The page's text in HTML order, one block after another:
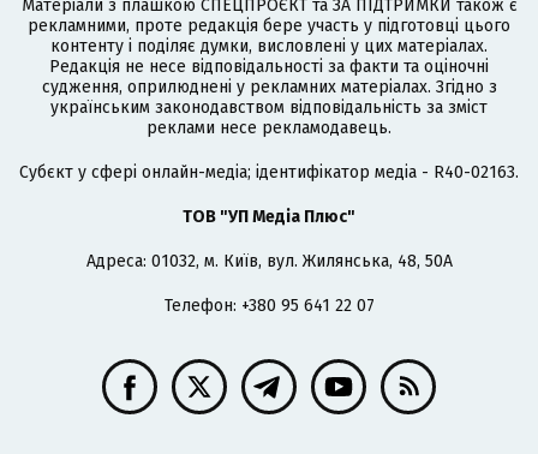
Матеріали з плашкою СПЕЦПРОЄКТ та ЗА ПІДТРИМКИ також є
рекламними, проте редакція бере участь у підготовці цього
контенту і поділяє думки, висловлені у цих матеріалах.
Редакція не несе відповідальності за факти та оціночні
судження, оприлюднені у рекламних матеріалах. Згідно з
українським законодавством відповідальність за зміст
реклами несе рекламодавець.
Cубєкт у сфері онлайн-медіа; ідентифікатор медіа - R40-02163.
ТОВ "УП Медіа Плюс"
Адреса: 01032, м. Київ, вул. Жилянська, 48, 50А
Телефон: +380 95 641 22 07